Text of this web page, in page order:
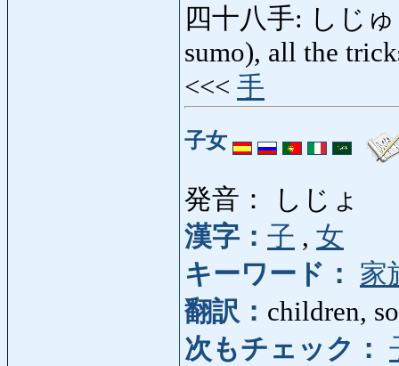
四十八手: しじ
sumo), all the
<<< 手
子女
発音： しじょ
漢字： 子 , 女
キーワード：
家
翻訳： children,
次もチェック：